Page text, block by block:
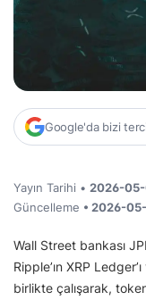
Google'da bizi
Yayın Tarihi • 2026-
Güncelleme • 2026-
Wall Street bankası
Ripple’ın XRP
birlikte çalışarak,